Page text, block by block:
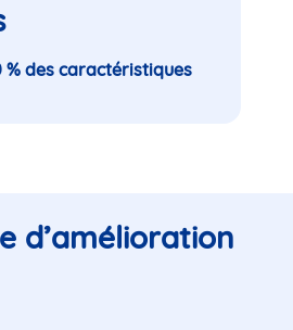
des caractéristiques
d’amélioration